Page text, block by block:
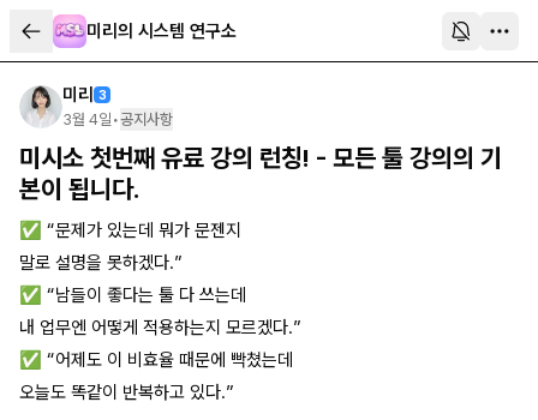
미리의 시스템 연구소
미리 3
3월 4일 •공지사항
미시소 첫번째 유료 강의 런칭! - 모든 툴 강의의 기
본이 됩니다.
✅ “문제가 있는데 뭐가 문젠지
말로 설명을 못하겠다.”
✅ “남들이 좋다는 툴 다 쓰는데
내 업무엔 어떻게 적용하는지 모르겠다.”
✅ “어제도 이 비효율 때문에 빡쳤는데
오늘도 똑같이 반복하고 있다.”